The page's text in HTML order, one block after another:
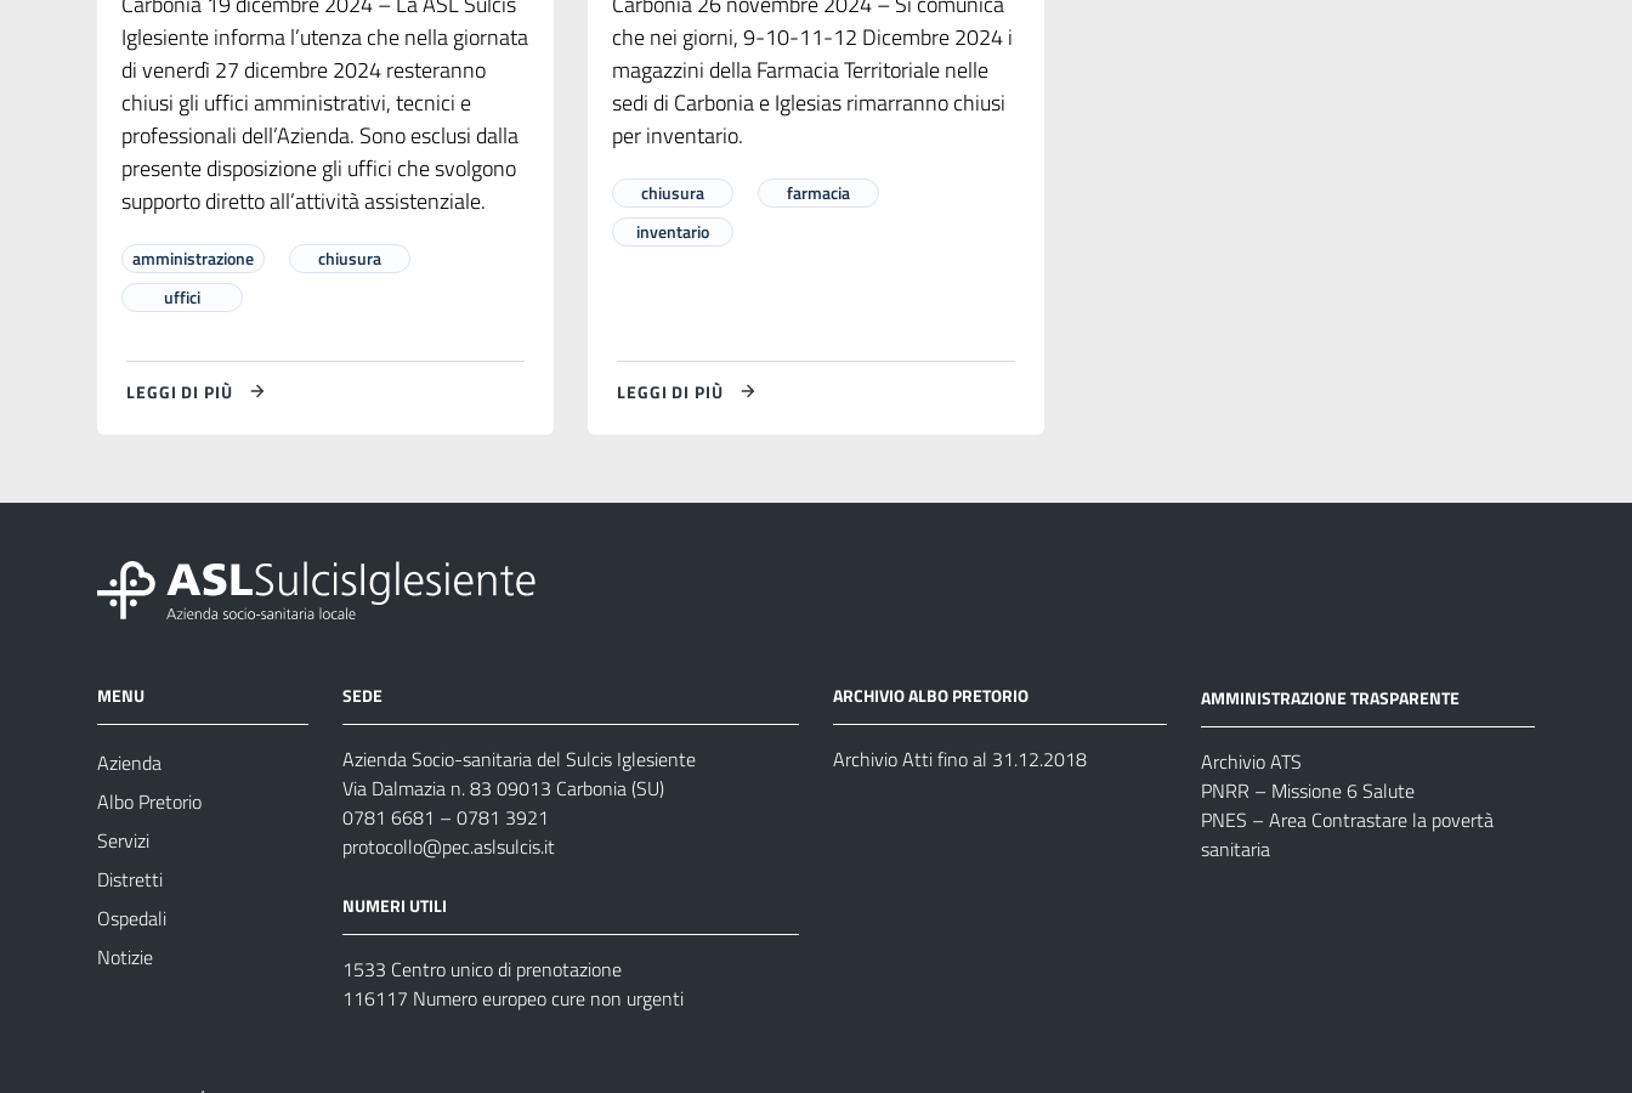
Iglesiente informa l’utenza che nella giornata
di venerdì 27 dicembre 2024 resteranno
chiusi gli uffici amministrativi, tecnici e
professionali dell’Azienda. Sono esclusi dalla
presente disposizione gli uffici che svolgono
supporto diretto all’attività assistenziale.
amministrazione
chiusura
uffici
LEGGI DI PIÙ
che nei giorni, 9-10-11-12 Dicembre 2024 i
magazzini della Farmacia Territoriale nelle
sedi di Carbonia e Iglesias rimarranno chiusi
per inventario.
chiusura
farmacia
inventario
LEGGI DI PIÙ
MENU
Azienda
Albo Pretorio
Servizi
Distretti
Ospedali
Notizie
SEDE
Azienda Socio-sanitaria del Sulcis Iglesiente
Via Dalmazia n. 83 09013 Carbonia (SU)
0781 6681 – 0781 3921
protocollo@pec.aslsulcis.it
NUMERI UTILI
1533 Centro unico di prenotazione
116117 Numero europeo cure non urgenti
ARCHIVIO ALBO PRETORIO
Archivio Atti fino al 31.12.2018
AMMINISTRAZIONE TRASPARENTE
Archivio ATS
PNRR – Missione 6 Salute
PNES – Area Contrastare la povertà
sanitaria